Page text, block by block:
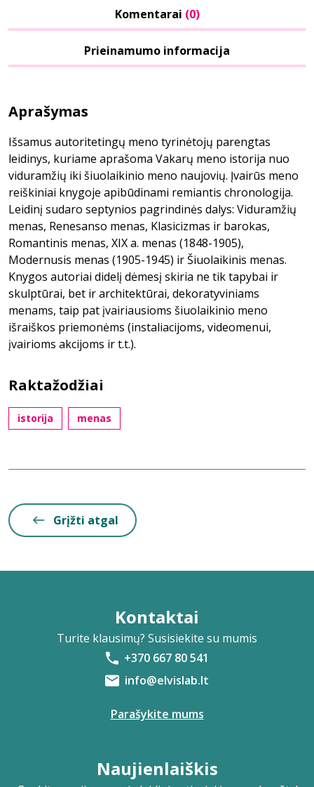
Komentarai (0)
Prieinamumo informacija
Aprašymas
Išsamus autoritetingų meno tyrinėtojų parengtas
leidinys, kuriame aprašoma Vakarų meno istorija nuo
viduramžių iki šiuolaikinio meno naujovių. Įvairūs meno
reiškiniai knygoje apibūdinami remiantis chronologija.
Leidinį sudaro septynios pagrindinės dalys: Viduramžių
menas, Renesanso menas, Klasicizmas ir barokas,
Romantinis menas, XIX a. menas (1848-1905),
Modernusis menas (1905-1945) ir Šiuolaikinis menas.
Knygos autoriai didelį dėmesį skiria ne tik tapybai ir
skulptūrai, bet ir architektūrai, dekoratyviniams
menams, taip pat įvairiausioms šiuolaikinio meno
išraiškos priemonėms (instaliacijoms, videomenui,
įvairioms akcijoms ir t.t.).
Raktažodžiai
istorija menas
Grįžti atgal
Kontaktai
Turite klausimų? Susisiekite su mumis
+370 667 80 541
info@elvislab.lt
Parašykite mums
Naujienlaiškis